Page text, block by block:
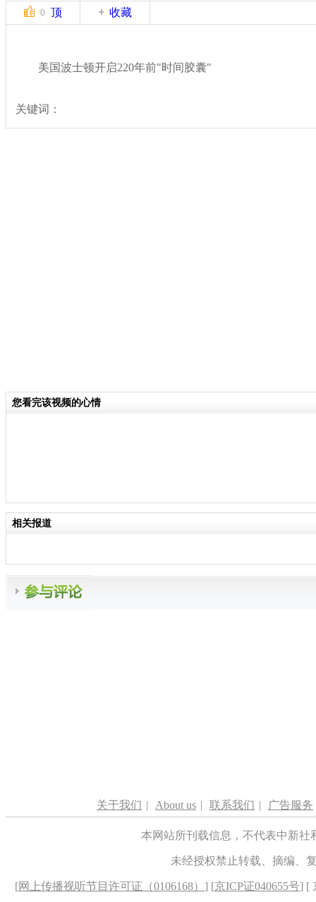
0 顶 收藏
美国波士顿开启220年前"时间胶囊"
关键词：
您看完该视频的心情
相关报道
关于我们 | About us | 联系我们 | 广告服务
本网站所刊载信息，不代表中新
未经授权禁止转载、摘编、
[网上传播视听节目许可证（0106168） ] [京ICP证040655号] [